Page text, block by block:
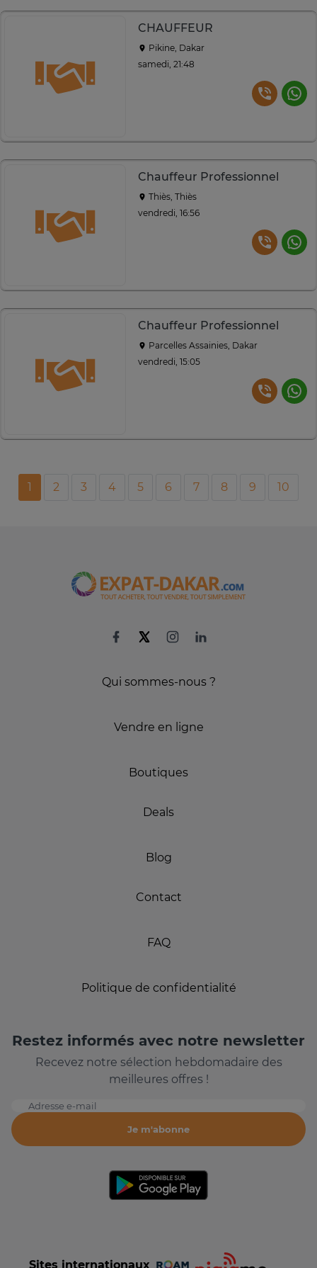
CHAUFFEUR
Pikine, Dakar
samedi, 21:48
Chauffeur Professionnel
Thiès, Thiès
vendredi, 16:56
Chauffeur Professionnel
Parcelles Assainies, Dakar
vendredi, 15:05
1 2 3 4 5 6 7 8 9 10
Qui sommes-nous ?
Vendre en ligne
Boutiques
Deals
Blog
Contact
FAQ
Politique de confidentialité
Restez informés avec notre newsletter
Recevez notre sélection hebdomadaire des
meilleures offres !
Adresse e-mail
Je m'abonne
Sites internationaux